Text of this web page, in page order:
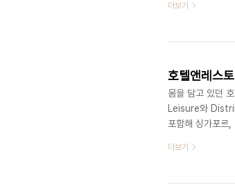
환경정화를 위
라카이 관광산업
더보기
호텔앤레스
몸을 담고 있던
Leisure와
포함해 싱가포르
른다. 특히 한국
한 호텔에서 외
더보기